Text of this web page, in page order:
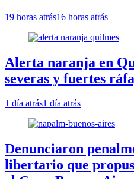
19 horas atrás16 horas atrás
Alerta naranja en
severas y fuertes
1 día atrás1 día atrás
Denunciaron
libertario que